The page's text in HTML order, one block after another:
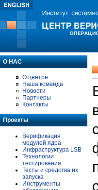
О НАС
О центре
Наша команда
Новости
Партнеры
Контакты
Проекты
Верификация
модулей ядра
Инфраструктура LSB
Технологии
тестирования
Тесты и средства их
запуска
Инструменты